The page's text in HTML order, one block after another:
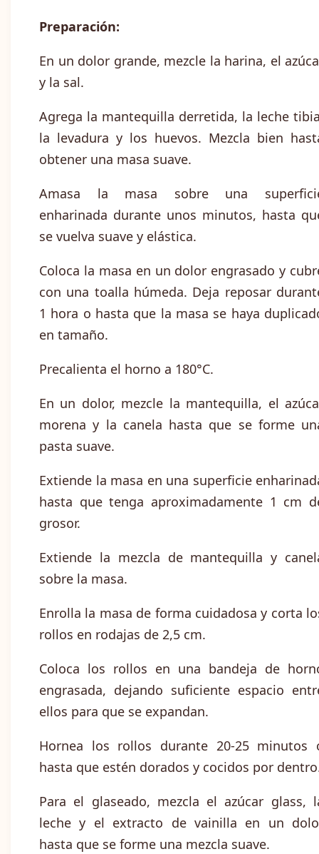
Preparación:
En un dolor grande, mezcle la harina, el
y la sal.
Agrega la mantequilla derretida, la leche
la levadura y los huevos. Mezcla bien
obtener una masa suave.
Amasa la masa sobre una
enharinada durante unos minutos, hasta
se vuelva suave y elástica.
Coloca la masa en un dolor engrasado y
con una toalla húmeda. Deja reposar
1 hora o hasta que la masa se haya
en tamaño.
Precalienta el horno a 180°C.
En un dolor, mezcle la mantequilla, el
morena y la canela hasta que se forme
pasta suave.
Extiende la masa en una superficie
hasta que tenga aproximadamente 1 cm
grosor.
Extiende la mezcla de mantequilla y
sobre la masa.
Enrolla la masa de forma cuidadosa y corta
rollos en rodajas de 2,5 cm.
Coloca los rollos en una bandeja de
engrasada, dejando suficiente espacio
ellos para que se expandan.
Hornea los rollos durante 20-25 minutos
hasta que estén dorados y cocidos por
Para el glaseado, mezcla el azúcar glass,
leche y el extracto de vainilla en un
hasta que se forme una mezcla suave.